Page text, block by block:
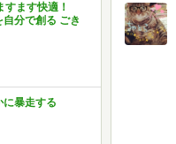
ます快適！
自分で創る ごき
に暴走する